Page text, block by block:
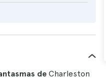
de Charleston